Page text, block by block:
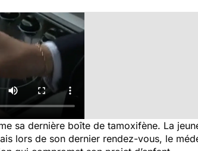
sa dernière boîte de tamoxifène. La
lors de son dernier rendez-vous, le